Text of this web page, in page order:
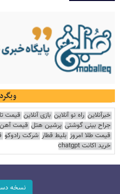
خبرآنلاین راه نو آنلاین بازی آنلاین قیمت
جراح بینی گوشتی پرشین هتل قیمت آهن
قیمت طلا امروز بلیط قطار شرکت رادوکو
خرید اکانت chatgpt
نسخه